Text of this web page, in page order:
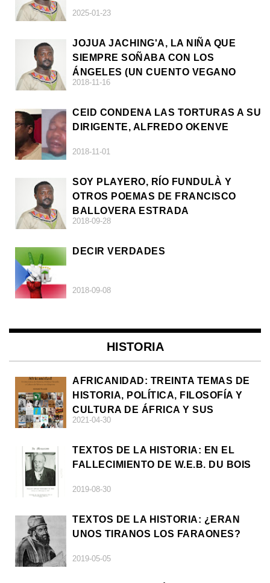
2025-01-23
JOJUA JACHING'A, LA NIÑA QUE
SIEMPRE SOÑABA CON LOS
ÁNGELES (UN CUENTO VEGANO
AFRICANO)
2018-11-16
CEID CONDENA LAS TORTURAS A SU
DIRIGENTE, ALFREDO OKENVE
2018-11-01
SOY PLAYERO, RÍO FUNDULÀ Y
OTROS POEMAS DE FRANCISCO
BALLOVERA ESTRADA
2018-09-28
DECIR VERDADES
2018-09-08
HISTORIA
AFRICANIDAD: TREINTA TEMAS DE
HISTORIA, POLÍTICA, FILOSOFÍA Y
CULTURA DE ÁFRICA Y SUS
DIÁSPORAS
2021-04-30
TEXTOS DE LA HISTORIA: EN EL
FALLECIMIENTO DE W.E.B. DU BOIS
2019-08-30
TEXTOS DE LA HISTORIA: ¿ERAN
UNOS TIRANOS LOS FARAONES?
2019-05-05